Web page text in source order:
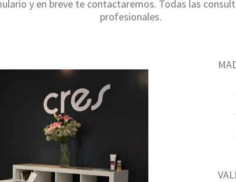
y en breve te contactaremos. Todas las
profesionales.